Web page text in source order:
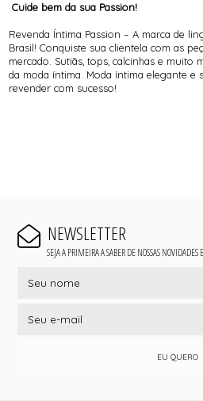
Cuide bem da sua Passion!
Revenda Íntima Passion – A marca de
Brasil! Conquiste sua clientela com as
mercado. Sutiãs, tops, calcinhas e muito
da moda íntima. Moda íntima elegante e
revender com sucesso!
NEWSLETTER
SEJA A PRIMEIRA A SABER DE NOSSAS NOVIDADES
EU QUERO